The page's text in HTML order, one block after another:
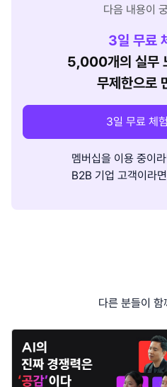
다음 내용이
3일 무료
5,000개의 실무
무제한으로
3일 무료 체
멤버십을 이용 중이
B2B 기업 고객이라면
다른 분들이